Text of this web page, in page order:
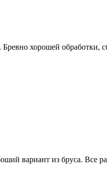
хорошей обработки,
вариант из бруса. Все